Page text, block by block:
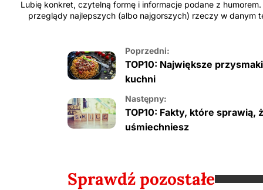
Lubię konkret, czytelną formę i informacje podane z
przeglądy najlepszych (albo najgorszych) rzeczy w danym
Poprzedni:
TOP10: Największe
kuchni
Następny:
TOP10: Fakty, które sprawią,
uśmiechniesz
Sprawdź pozostałe